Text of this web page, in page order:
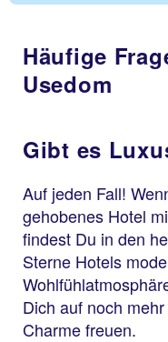
Häufige
Usedom
Gibt es
Auf jeden Fall!
gehobenes Hotel
findest Du in den
Sterne Hotels
Dich auf noch
Charme freuen.